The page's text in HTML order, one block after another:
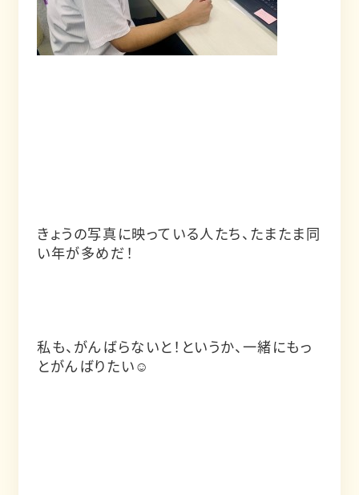
きょうの写真に映っている人たち、たまたま同
い年が多めだ！
私も、がんばらないと！というか、一緒にもっ
とがんばりたい☺️